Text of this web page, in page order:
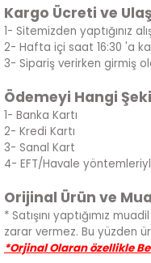
Kargo Ücreti ve
1- Sitemizden yaptığınız
2- Hafta içi saat 16:30 'a
3- Sipariş verirken girmiş
Ödemeyi Hangi
1- Banka Kartı
2- Kredi Kartı
3- Sanal Kart
4- EFT/Havale
Orijinal Ürün ve
* Satışını yaptığımız
zarar vermez. Bu yüzden
*Orjinal Olaran özellikle